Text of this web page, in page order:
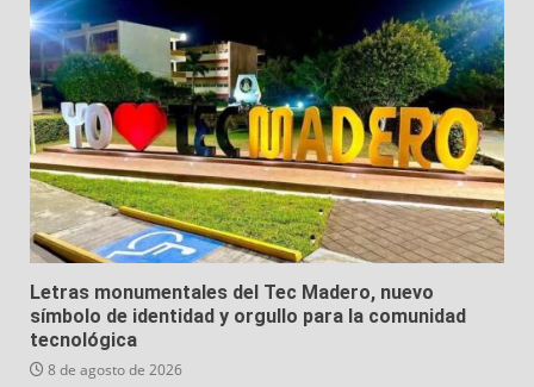
Letras monumentales del Tec Madero, nuevo
símbolo de identidad y orgullo para la comunidad
tecnológica
8 de agosto de 2026